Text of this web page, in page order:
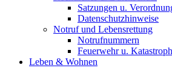
Satzungen u.
Datenschutzhinweise
Notruf und Lebensrettung
Notrufnummern
Feuerwehr u.
Leben & Wohnen